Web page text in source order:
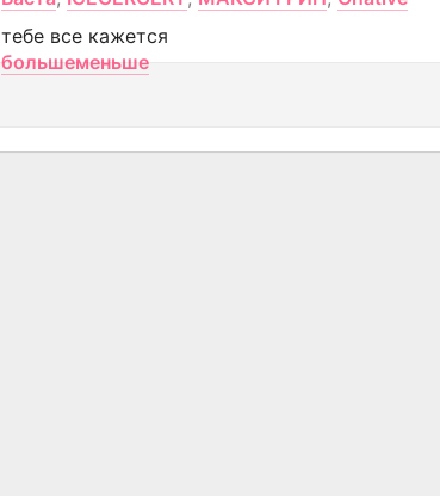
тебе все кажется
большеменьше